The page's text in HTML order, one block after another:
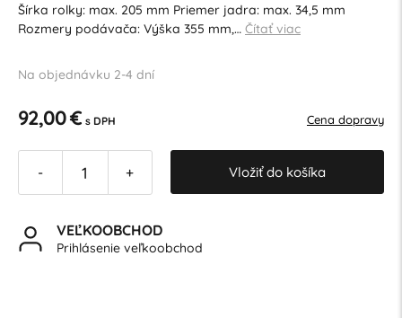
Šírka rolky: max. 205 mm Priemer jadra: max. 34,5 mm
Rozmery podávača: Výška 355 mm,… Čítať viac
Na objednávku 2-4 dní
92,00 € s DPH Cena dopravy
- + Vložiť do košíka
VEĽKOOBCHOD
Prihlásenie veľkoobchod